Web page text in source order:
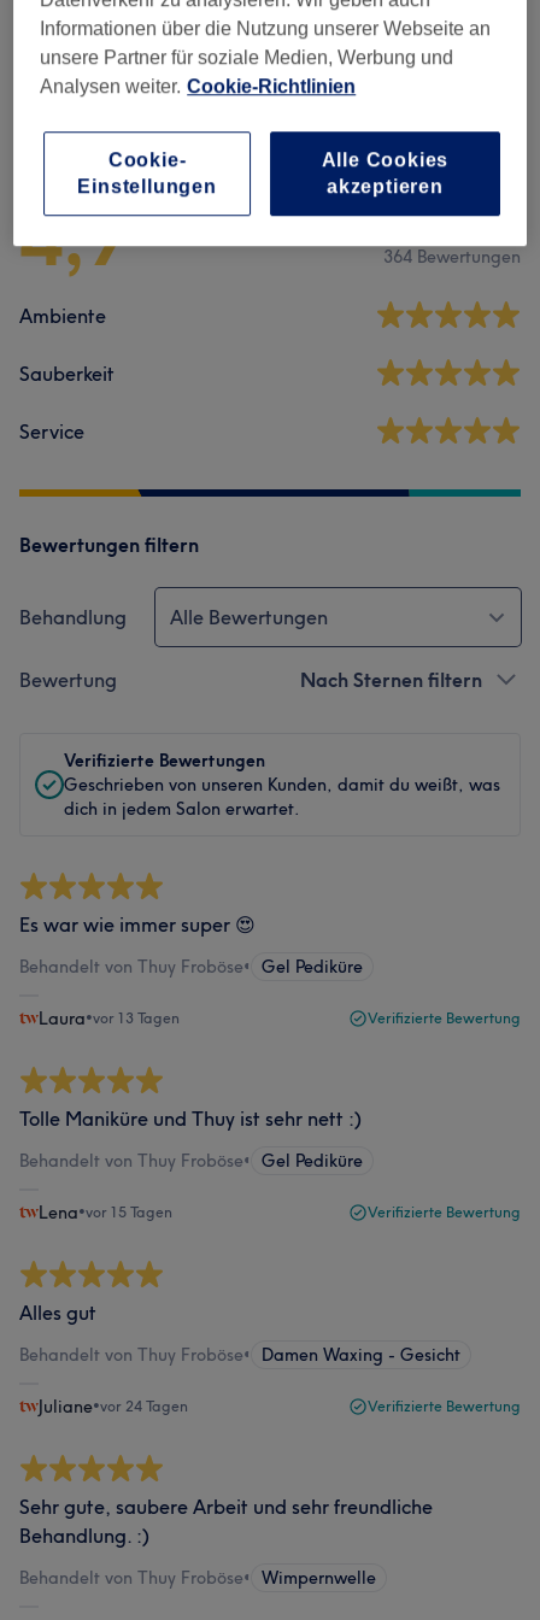
Massagen (3) ab 35 €
Salonbewertungen
4,9 364 Bewertungen
Ambiente
Sauberkeit
Service
Bewertungen filtern
Behandlung Alle Bewertungen
Bewertung Nach Sternen filtern
Verifizierte Bewertungen
Geschrieben von unseren Kunden, damit du weißt, was
dich in jedem Salon erwartet.
Es war wie immer super 😍
Behandelt von Thuy Froböse• Gel Pediküre
Laura•vor 13 Tagen Verifizierte Bewertung
Tolle Maniküre und Thuy ist sehr nett :)
Behandelt von Thuy Froböse• Gel Pediküre
Lena•vor 15 Tagen Verifizierte Bewertung
Alles gut
Behandelt von Thuy Froböse• Damen Waxing - Gesicht
Juliane•vor 24 Tagen Verifizierte Bewertung
Sehr gute, saubere Arbeit und sehr freundliche
Behandlung. :)
Behandelt von Thuy Froböse• Wimpernwelle
Informationen über die Nutzung unserer Webseite an
unsere Partner für soziale Medien, Werbung und
Analysen weiter. Cookie-Richtlinien
Cookie-
Einstellungen
Alle Cookies
akzeptieren